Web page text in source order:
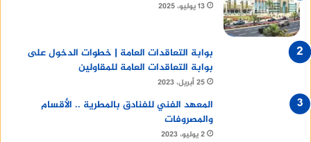
13 يوليو، 2025
بوابة التعاقدات العامة | خطوات الدخول على
بوابة التعاقدات العامة للمقاولين
25 أبريل، 2023
المعهد الفني للفنادق بالمطرية .. الأقسام
والمصروفات
2 يوليو، 2023